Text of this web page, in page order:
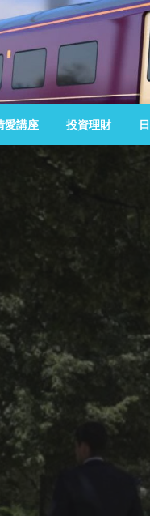
愛講座 投資理財